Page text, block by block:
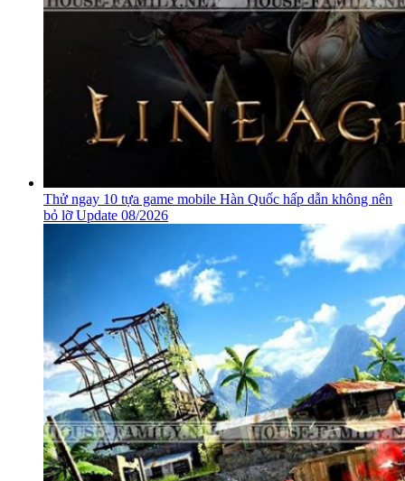
Thử ngay 10 tựa game mobile Hàn Quốc hấp dẫn không nên
bỏ lỡ Update 08/2026